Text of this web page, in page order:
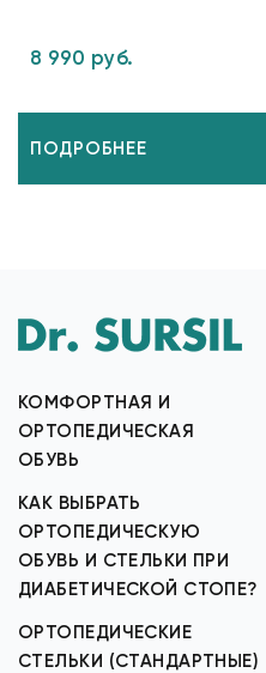
8 990 руб.
ПОДРОБНЕЕ
КОМФОРТНАЯ И
ОРТОПЕДИЧЕСКАЯ
ОБУВЬ
КАК ВЫБРАТЬ
ОРТОПЕДИЧЕСКУЮ
ОБУВЬ И СТЕЛЬКИ ПРИ
ДИАБЕТИЧЕСКОЙ СТОПЕ?
ОРТОПЕДИЧЕСКИЕ
СТЕЛЬКИ (СТАНДАРТНЫЕ)